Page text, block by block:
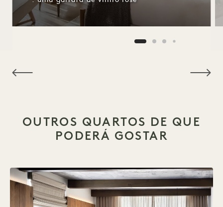
OUTROS QUARTOS DE QUE
PODERÁ GOSTAR